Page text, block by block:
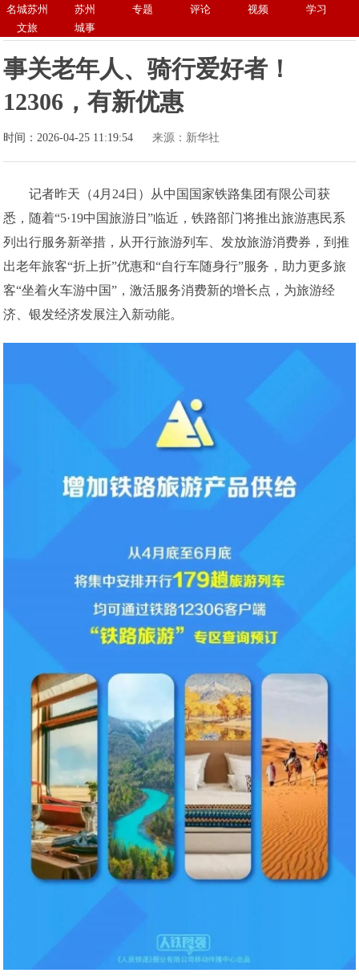
名城苏州 苏州 专题 评论 视频
学习
文旅
城事
事关老年人、骑行爱好者！
12306，有新优惠
时间：2026-04-25 11:19:54 来源：新华社
记者昨天（4月24日）从中国国家铁路集团有限公司获
悉，随着“5·19中国旅游日”临近，铁路部门将推出旅游惠民系
列出行服务新举措，从开行旅游列车、发放旅游消费券，到推
出老年旅客“折上折”优惠和“自行车随身行”服务，助力更多旅
客“坐着火车游中国”，激活服务消费新的增长点，为旅游经
济、银发经济发展注入新动能。